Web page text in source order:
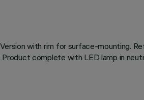
with rim for surface-mounting.
complete with LED lamp in